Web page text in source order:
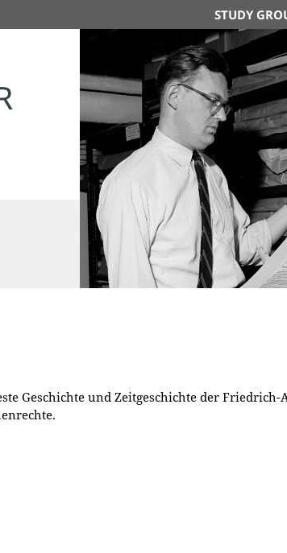
STUDY
Geschichte und Zeitgeschichte der